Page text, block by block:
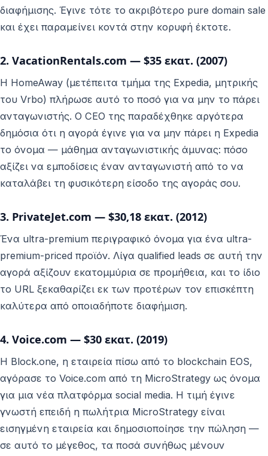
διαφήμισης. Έγινε τότε το ακριβότερο pure domain sale
και έχει παραμείνει κοντά στην κορυφή έκτοτε.
2. VacationRentals.com — $35 εκατ. (2007)
Η HomeAway (μετέπειτα τμήμα της Expedia, μητρικής
του Vrbo) πλήρωσε αυτό το ποσό για να μην το πάρει
ανταγωνιστής. Ο CEO της παραδέχθηκε αργότερα
δημόσια ότι η αγορά έγινε για να μην πάρει η Expedia
το όνομα — μάθημα ανταγωνιστικής άμυνας: πόσο
αξίζει να εμποδίσεις έναν ανταγωνιστή από το να
καταλάβει τη φυσικότερη είσοδο της αγοράς σου.
3. PrivateJet.com — $30,18 εκατ. (2012)
Ένα ultra-premium περιγραφικό όνομα για ένα ultra-
premium-priced προϊόν. Λίγα qualified leads σε αυτή την
αγορά αξίζουν εκατομμύρια σε προμήθεια, και το ίδιο
το URL ξεκαθαρίζει εκ των προτέρων τον επισκέπτη
καλύτερα από οποιαδήποτε διαφήμιση.
4. Voice.com — $30 εκατ. (2019)
Η Block.one, η εταιρεία πίσω από το blockchain EOS,
αγόρασε το Voice.com από τη MicroStrategy ως όνομα
για μια νέα πλατφόρμα social media. Η τιμή έγινε
γνωστή επειδή η πωλήτρια MicroStrategy είναι
εισηγμένη εταιρεία και δημοσιοποίησε την πώληση —
σε αυτό το μέγεθος, τα ποσά συνήθως μένουν